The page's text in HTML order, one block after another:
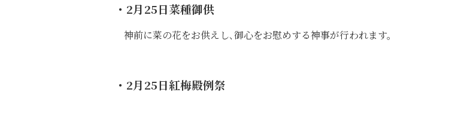
・2月25日菜種御供
神前に菜の花をお供えし､御心をお慰めする神事が行われます。
・2月25日紅梅殿例祭